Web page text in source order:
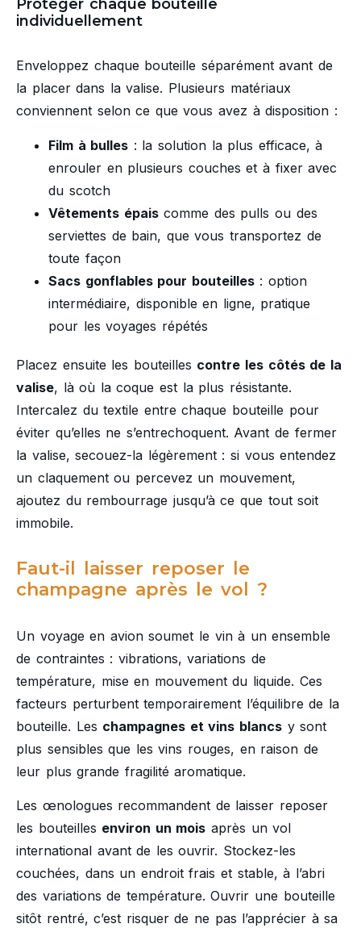
Protéger chaque bouteille
individuellement
Enveloppez chaque bouteille séparément avant de
la placer dans la valise. Plusieurs matériaux
conviennent selon ce que vous avez à disposition :
Film à bulles : la solution la plus efficace, à
enrouler en plusieurs couches et à fixer avec
du scotch
Vêtements épaiscomme des pulls ou des
serviettes de bain, que vous transportez de
toute façon
Sacs gonflables pour bouteilles: option
intermédiaire, disponible en ligne, pratique
pour les voyages répétés
Placez ensuite les bouteilles contre les côtés de la
valise, là où la coque est la plus résistante.
Intercalez du textile entre chaque bouteille pour
éviter qu’elles ne s’entrechoquent. Avant de fermer
la valise, secouez-la légèrement : si vous entendez
un claquement ou percevez un mouvement,
ajoutez du rembourrage jusqu’à ce que tout soit
immobile.
Faut-il laisser reposer le
champagne après le vol ?
Un voyage en avion soumet le vin à un ensemble
de contraintes : vibrations, variations de
température, mise en mouvement du liquide. Ces
facteurs perturbent temporairement l’équilibre de la
bouteille. Les champagnes et vins blancs y sont
plus sensibles que les vins rouges, en raison de
leur plus grande fragilité aromatique.
Les œnologues recommandent de laisser reposer
les bouteilles environ un mois après un vol
international avant de les ouvrir. Stockez-les
couchées, dans un endroit frais et stable, à l’abri
des variations de température. Ouvrir une bouteille
sitôt rentré, c’est risquer de ne pas l’apprécier à sa